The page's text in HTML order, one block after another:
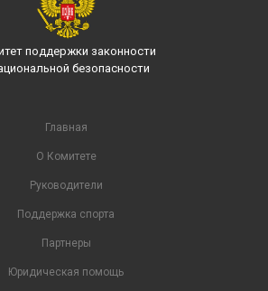
поддержки законности
безопасности
Главная
О Комитете
Руководители
Поддержка спорта
Партнеры
Юридическая помощь